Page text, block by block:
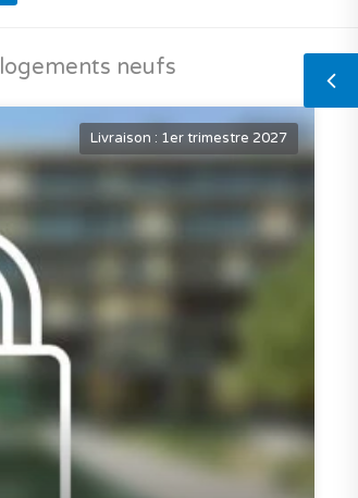
neufs
Livraison : 1er trimestre 2027